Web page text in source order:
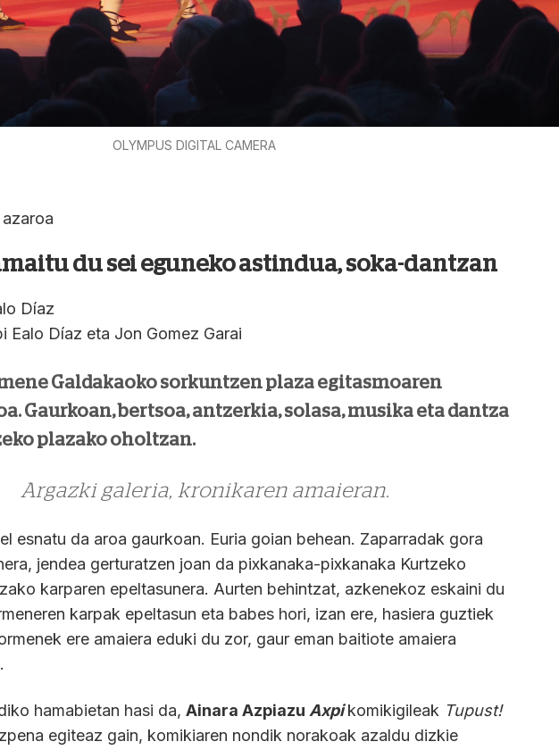
OLYMPUS DIGITAL CAMERA
du sei eguneko astindua, soka-dantzan
Díaz
Ealo Díaz eta Jon Gomez Garai
Galdakaoko sorkuntzen plaza egitasmoaren
Gaurkoan, bertsoa, antzerkia, solasa, musika eta dantza
plazako oholtzan.
Argazki galeria, kronikaren amaieran.
esnatu da aroa gaurkoan. Euria goian behean. Zaparradak gora
jendea gerturatzen joan da pixkanaka-pixkanaka Kurtzeko
karparen epeltasunera. Aurten behintzat, azkenekoz eskaini du
karpak epeltasun eta babes hori, izan ere, hasiera guztiek
ere amaiera eduki du zor, gaur eman baitiote amaiera
hamabietan hasi da, Ainara Azpiazu Axpikomikigileak Tupust!
egiteaz gain, komikiaren nondik norakoak azaldu dizkie